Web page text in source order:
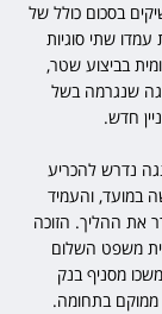
בסכום כולל של
עמדו שתי סוגיות
בביצוע שטר,
שנגרמה בשל
חדש.
נדרש להכריע
במועד, והעמיד
את ההליך. הזוכה
משפט השלום
מסניף בנק
ממוקם בתחומה.